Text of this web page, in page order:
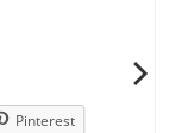
Pinterest